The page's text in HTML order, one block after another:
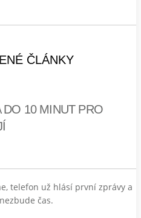
ČLÁNKY
DO 10 MINUT PRO
telefon už hlásí první zprávy a
čas.